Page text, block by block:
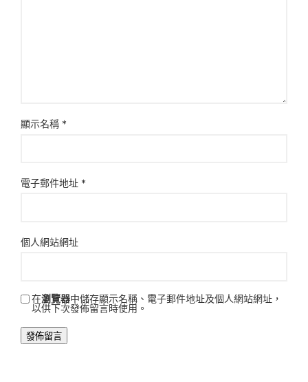
顯示名稱 *
電子郵件地址 *
個人網站網址
在瀏覽器中儲存顯示名稱、電子郵件地址及個人網站網址，
以供下次發佈留言時使用。